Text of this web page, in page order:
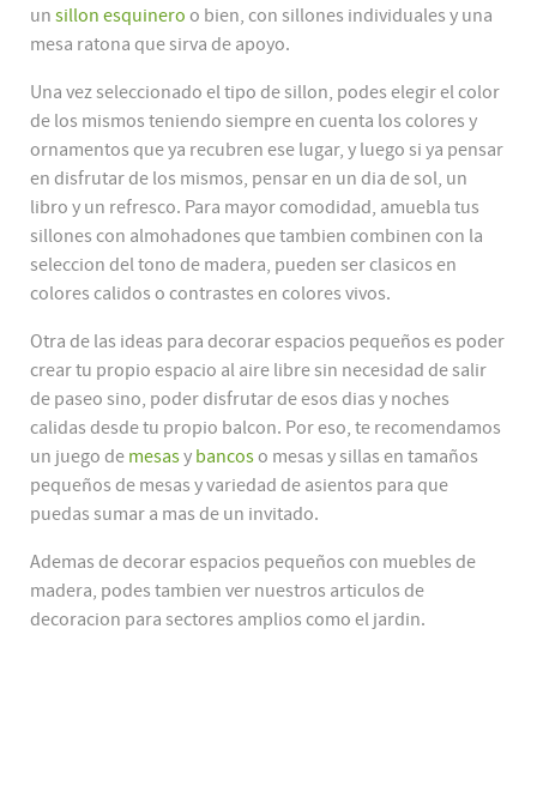
un sillon esquinero o bien, con sillones individuales y una
mesa ratona que sirva de apoyo.
Una vez seleccionado el tipo de sillon, podes elegir el color
de los mismos teniendo siempre en cuenta los colores y
ornamentos que ya recubren ese lugar, y luego si ya pensar
en disfrutar de los mismos, pensar en un dia de sol, un
libro y un refresco. Para mayor comodidad, amuebla tus
sillones con almohadones que tambien combinen con la
seleccion del tono de madera, pueden ser clasicos en
colores calidos o contrastes en colores vivos.
Otra de las ideas para decorar espacios pequeños es poder
crear tu propio espacio al aire libre sin necesidad de salir
de paseo sino, poder disfrutar de esos dias y noches
calidas desde tu propio balcon. Por eso, te recomendamos
un juego de mesasy bancoso mesas y sillas en tamaños
pequeños de mesas y variedad de asientos para que
puedas sumar a mas de un invitado.
Ademas de decorar espacios pequeños con muebles de
madera, podes tambien ver nuestros articulos de
decoracion para sectores amplios como el jardin.